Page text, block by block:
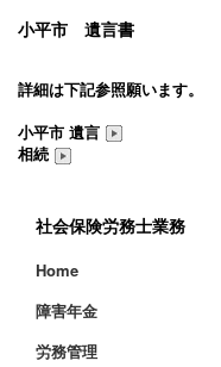
小平市 遺言書
詳細は下記参照願います。
小平市 遺言
相続
社会保険労務士業務
Home
障害年金
労務管理